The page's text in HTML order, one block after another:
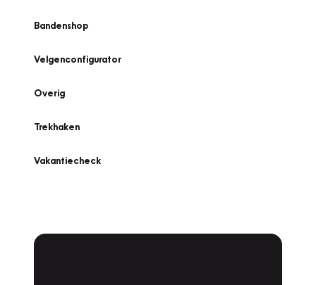
Bandenshop
Velgenconfigurator
Overig
Trekhaken
Vakantiecheck